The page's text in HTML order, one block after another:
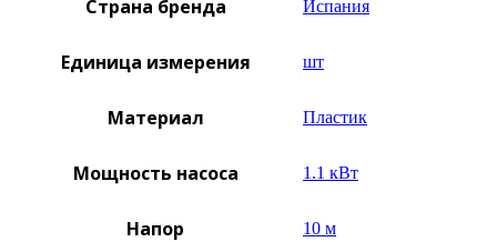
Страна бренда Испания
Единица измерения шт
Материал Пластик
Мощность насоса 1.1 кВт
Напор 10 м